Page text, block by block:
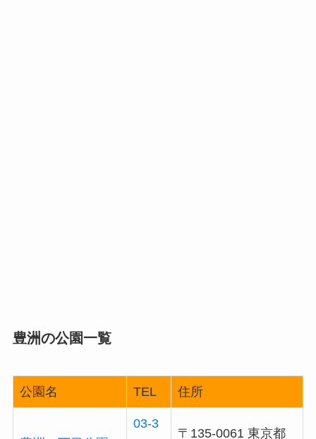
豊洲の公園一覧
公園名 TEL 住所
03-3
〒135-0061 東京都